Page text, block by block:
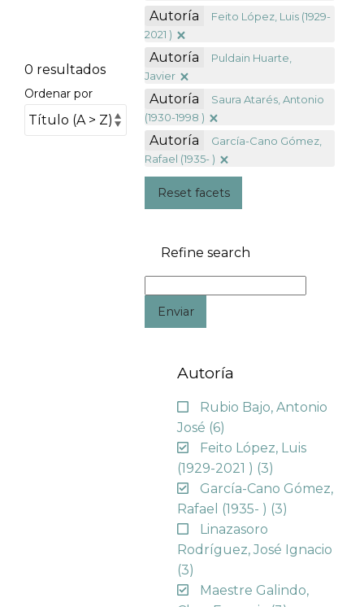
0 resultados
Ordenar por
Autoría
Feito López, Luis (1929-
2021 )
Autoría
Puldain Huarte,
Javier
Autoría
Saura Atarés, Antonio
(1930-1998 )
Autoría
García-Cano Gómez,
Rafael (1935- )
Reset facets
Refine search
Enviar
Autoría
Rubio Bajo, Antonio
José (6)
Feito López, Luis
(1929-2021 ) (3)
García-Cano Gómez,
Rafael (1935- ) (3)
Linazasoro
Rodríguez, José Ignacio
(3)
Maestre Galindo,